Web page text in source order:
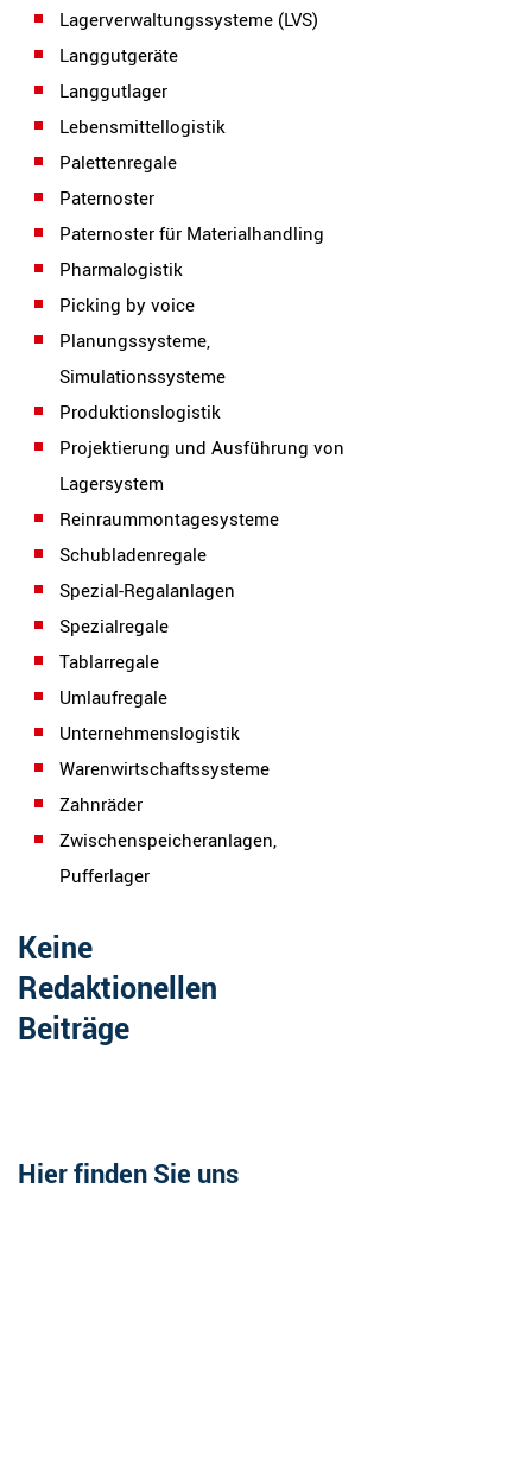
Lagerverwaltungssysteme (LVS)
Langgutgeräte
Langgutlager
Lebensmittellogistik
Palettenregale
Paternoster
Paternoster für Materialhandling
Pharmalogistik
Picking by voice
Planungssysteme,
Simulationssysteme
Produktionslogistik
Projektierung und Ausführung von
Lagersystem
Reinraummontagesysteme
Schubladenregale
Spezial-Regalanlagen
Spezialregale
Tablarregale
Umlaufregale
Unternehmenslogistik
Warenwirtschaftssysteme
Zahnräder
Zwischenspeicheranlagen,
Pufferlager
Keine
Redaktionellen
Beiträge
Hier finden Sie uns